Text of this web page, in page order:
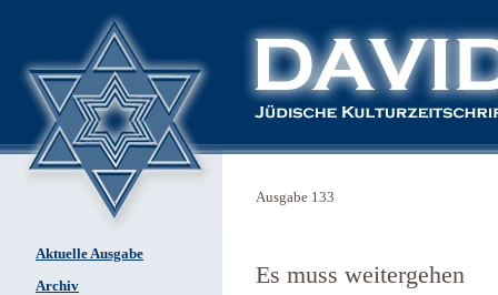
Aktuelle Ausgabe
Archiv
Ausgabe 133
Es muss weitergehen